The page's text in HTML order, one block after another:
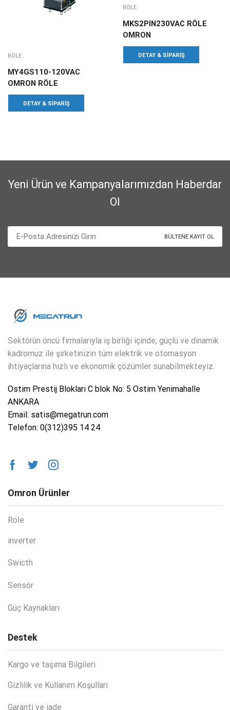
RÖLE
MY4GS110-120VAC
OMRON RÖLE
DETAY & SIPARIŞ
RÖLE
MKS2PIN230VAC RÖLE
OMRON
DETAY & SIPARIŞ
Yeni Ürün ve Kampanyalarımızdan Haberdar
Ol
Sektörün öncü firmalarıyla iş birliği içinde, güçlü ve dinamik
kadromuz ile şirketinizin tüm elektrik ve otomasyon
ihtiyaçlarına hızlı ve ekonomik çözümler sunabilmekteyiz.
Ostim Prestij Blokları C blok No: 5 Ostim Yenimahalle
ANKARA
Email: satis@megatrun.com
Telefon: 0(312)395 14 24
Omron Ürünler
Röle
inverter
Swicth
Sensör
Güç Kaynakları
Destek
Kargo ve taşıma Bilgileri
Gizlilik ve Kullanım Koşulları
Garanti ve iade